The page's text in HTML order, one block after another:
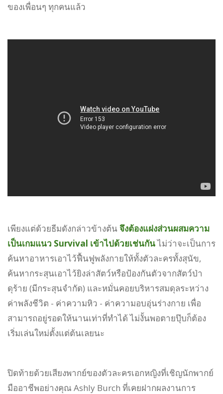
ของเพื่อนๆ ทุกคนแล้ว
เพียงแต่ด้วยธีมดังกล่าวข้างต้น จึงต้องแฝงส่วนผสมความ
เป็นเกมแนว Survival เข้าไปด้วยเช่นกันไม่ว่าจะเป็นการ
ค้นหาอาหารเอาไว้ฟื้นฟูพลังกายให้ทั้งตัวละครทั้งสุนัข,
ค้นหากระสุนเอาไว้ยิงล่าสัตว์หรือป้องกันตัวจากสัตว์ป่า
ดุร้าย (มีกระสุนจำกัด) และหมั่นคอยบริหารสมดุลระหว่าง
ค่าพลังชีวิต - ค่าความหิว - ค่าความอบอุ่นร่างกาย เพื่อ
สามารถอยู่รอดให้นานเท่าที่ทำได้ ไม่งั้นพอตายปุ๊บก็ต้อง
เริ่มเล่นใหม่ตั้งแต่ต้นเลยนะ
ปิดท้ายด้วยเสียงพากย์ของตัวละครเอกหญิงที่เชิญนักพากย์
มืออาชีพอย่างคุณ Ashly Burch ที่เคยฝากผลงานการ